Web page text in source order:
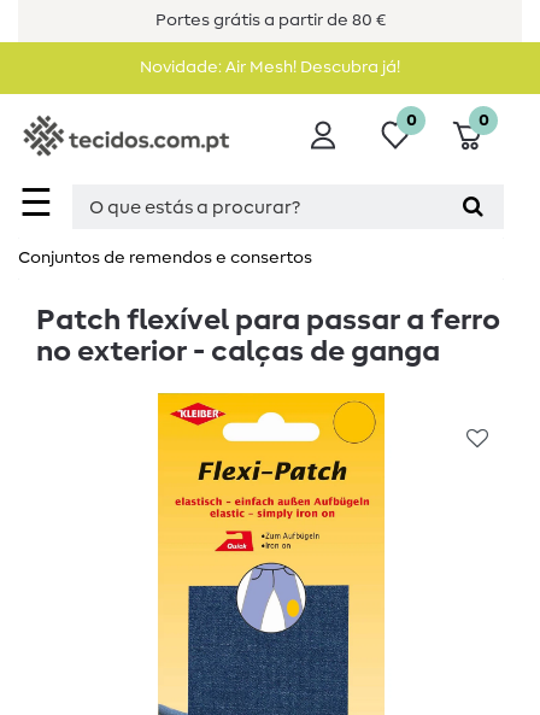
Portes grátis a partir de 80 €
Novidade: Air Mesh! Descubra já!
☰
0 0
Conjuntos de remendos e consertos
Patch flexível para passar a ferro
no exterior - calças de ganga